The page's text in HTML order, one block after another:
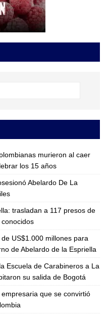
murieron al caer
los 15 años
Abelardo De La
trasladan a 117 presos de
US$1.000 millones para
de Abelardo de la Espriella
Escuela de Carabineros a La
su salida de Bogotá
que se convirtió